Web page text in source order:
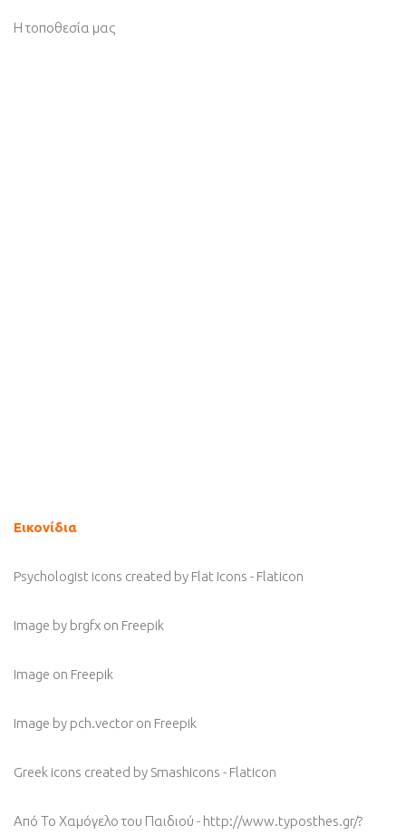
Η τοποθεσία μας
Εικονίδια
Psychologist icons created by Flat Icons - Flaticon
Image by brgfx on Freepik
Image on Freepik
Image by pch.vector on Freepik
Greek icons created by Smashicons - Flaticon
Από Το Χαμόγελο του Παιδιού - http://www.typosthes.gr/?